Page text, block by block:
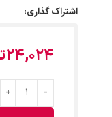
اشتراک گذاری:
24,024